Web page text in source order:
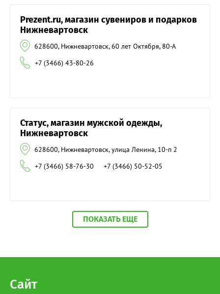
Prezent.ru, магазин сувениров и подарков
Нижневартовск
628600, Нижневартовск, 60 лет Октября, 80-А
+7 (3466) 43-80-26
Статус, магазин мужской одежды,
Нижневартовск
628600, Нижневартовск, улица Ленина, 10-п 2
+7 (3466) 58-76-30
+7 (3466) 50-52-05
ПОКАЗАТЬ ЕЩЕ
Сайт